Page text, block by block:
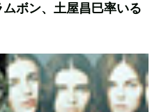
ムボン、土屋昌巳率いる